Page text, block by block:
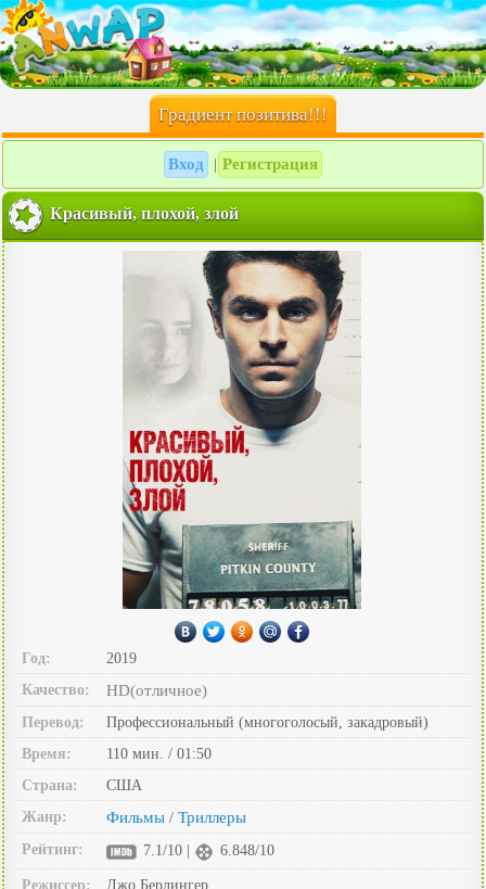
Градиент позитива!!!
Вход Регистрация
Красивый, плохой, злой
Год:
2019
Качество:
HD(отличное)
Перевод:
Профессиональный (многоголосый, закадровый)
Время:
110 мин. / 01:50
Страна:
США
Жанр:
Фильмы / Триллеры
Рейтинг: 7.1/10 | 6.848/10
Режиссер:
Джо Берлингер